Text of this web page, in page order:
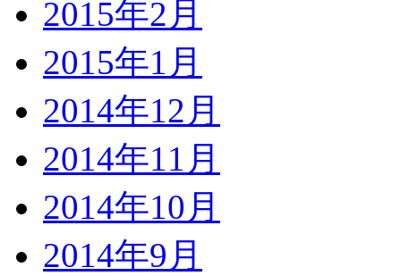
2015年2月
2015年1月
2014年12月
2014年11月
2014年10月
2014年9月